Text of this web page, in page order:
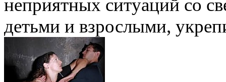
неприятных ситуаций со
детьми и взрослыми,